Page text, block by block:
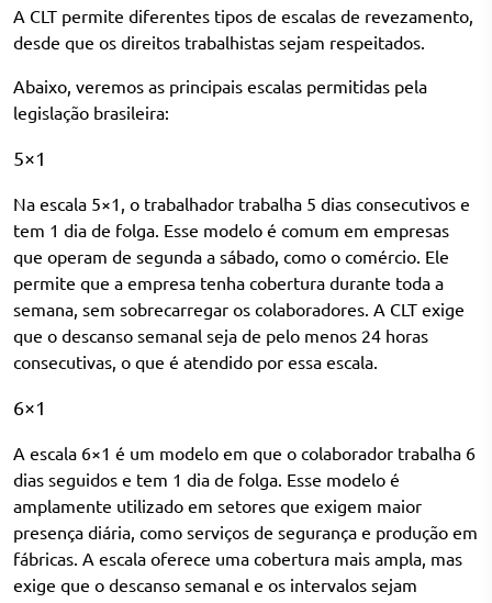
A CLT permite diferentes tipos de escalas de revezamento,
desde que os direitos trabalhistas sejam respeitados.
Abaixo, veremos as principais escalas permitidas pela
legislação brasileira:
5×1
Na escala 5×1 , o trabalhador trabalha 5 dias consecutivos e
tem 1 dia de folga. Esse modelo é comum em empresas
que operam de segunda a sábado, como o comércio. Ele
permite que a empresa tenha cobertura durante toda a
semana, sem sobrecarregar os colaboradores. A CLT exige
que o descanso semanal seja de pelo menos 24 horas
consecutivas, o que é atendido por essa escala.
6×1
A escala 6×1 é um modelo em que o colaborador trabalha 6
dias seguidos e tem 1 dia de folga. Esse modelo é
amplamente utilizado em setores que exigem maior
presença diária, como serviços de segurança e produção em
fábricas. A escala oferece uma cobertura mais ampla, mas
exige que o descanso semanal e os intervalos sejam